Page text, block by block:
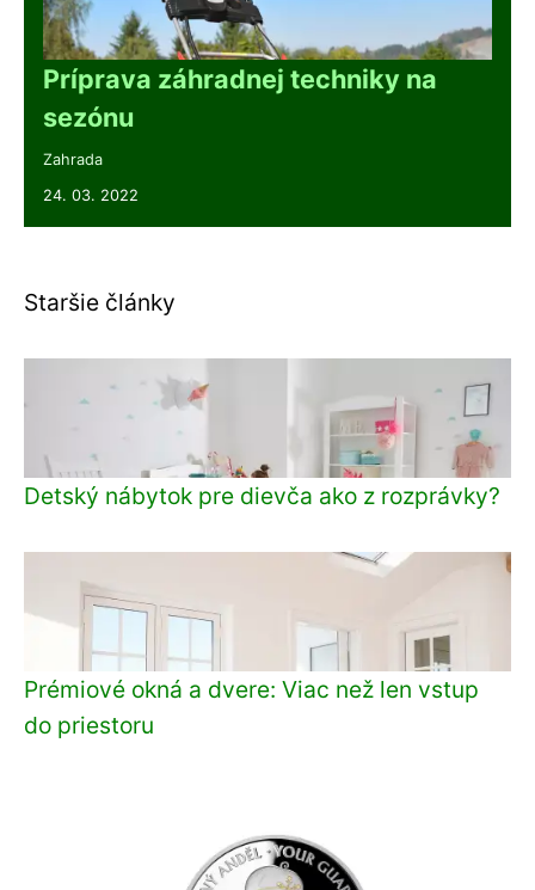
Príprava záhradnej techniky na
sezónu
Zahrada
24. 03. 2022
Staršie články
Detský nábytok pre dievča ako z rozprávky?
Prémiové okná a dvere: Viac než len vstup
do priestoru